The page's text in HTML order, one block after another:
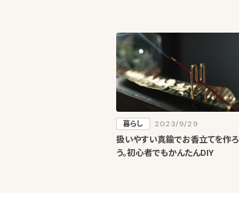
暮らし 2023/9/29
扱いやすい真鍮でお香立てを作ろ
う。初心者でもかんたんDIY